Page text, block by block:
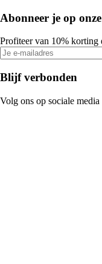
Abonneer je op
Profiteer van 10% korting
Blijf verbonden
Volg ons op sociale media